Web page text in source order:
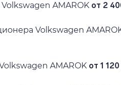
AMAROK от 2
Volkswagen
AMAROK от 1